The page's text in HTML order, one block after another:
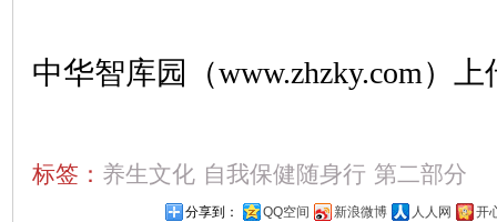
中华智库园（www.zhzky.com）上
标签： 养生文化 自我保健随身行 第二部分
分享到： QQ空间 新浪微博 人人网 开